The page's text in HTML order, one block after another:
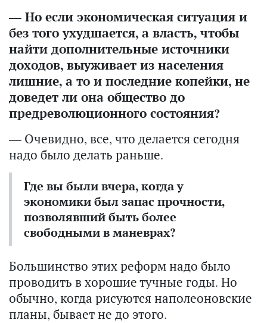
— Но если экономическая ситуация и
без того ухудшается, а власть, чтобы
найти дополнительные источники
доходов, выуживает из населения
лишние, а то и последние копейки, не
доведет ли она общество до
предреволюционного состояния?
— Очевидно, все, что делается сегодня
надо было делать раньше.
Где вы были вчера, когда у
экономики был запас прочности,
позволявший быть более
свободными в маневрах?
Большинство этих реформ надо было
проводить в хорошие тучные годы. Но
обычно, когда рисуются наполеоновские
планы, бывает не до этого.